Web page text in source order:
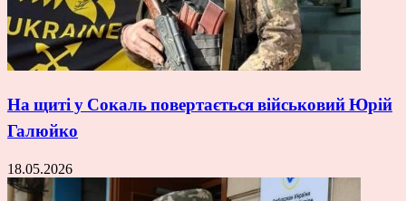
На щиті у Сокаль повертається військовий Юрій
Галюйко
18.05.2026